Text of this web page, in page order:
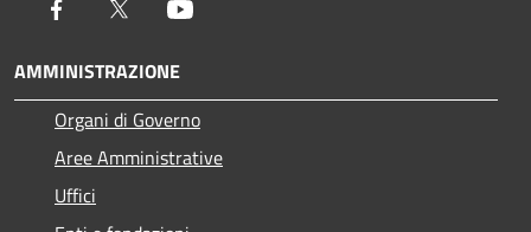
Facebook Twitter
AMMINISTRAZIONE
Organi di Governo
Aree Amministrative
Uffici